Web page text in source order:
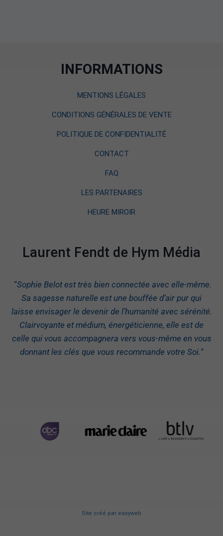
INFORMATIONS
MENTIONS LÉGALES
CONDITIONS GÉNÉRALES DE VENTE
POLITIQUE DE CONFIDENTIALITÉ
CONTACT
FAQ
LES PARTENAIRES
HEURE MIROIR
Laurent Fendt de Hym Média
“Sophie Belot est très bien connectée avec elle-même.
Sa sagesse naturelle est une bouffée d’air pur qui
laisse envisager le devenir de l’humanité avec sérénité.
Clairvoyante et médium, énergéticienne, elle est de
celle qui vous accompagnera vers vous-même en vous
donnant les clés que vous recommande votre Soi.“
Site créé par easyweb